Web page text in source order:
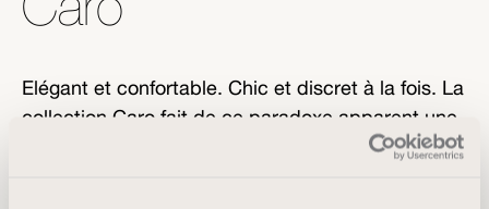
Elégant et confortable. Chic et discret à la fois. La
collection Caro fait de ce paradoxe apparent une
force absolue. L'éclat subtil et discret est le